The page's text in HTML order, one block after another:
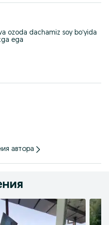
ozoda dachamiz soy boʻyida
ega
автора